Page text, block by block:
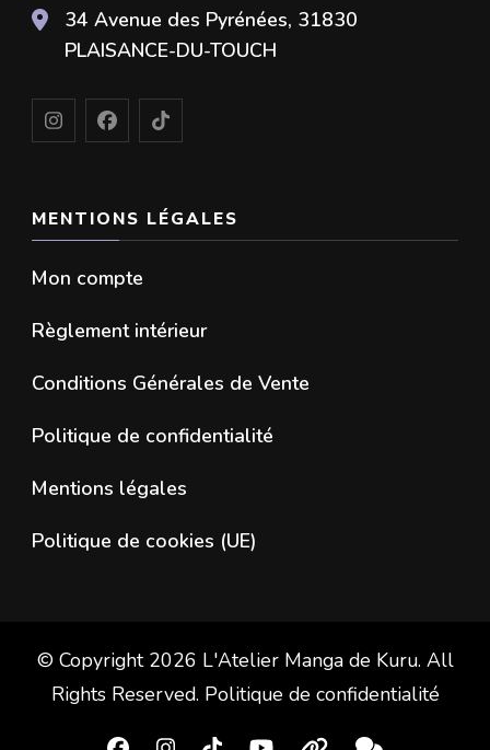
34 Avenue des Pyrénées, 31830
PLAISANCE-DU-TOUCH
MENTIONS LÉGALES
Mon compte
Règlement intérieur
Conditions Générales de Vente
Politique de confidentialité
Mentions légales
Politique de cookies (UE)
© Copyright 2026 L'Atelier Manga de Kuru. All
Rights Reserved. Politique de confidentialité